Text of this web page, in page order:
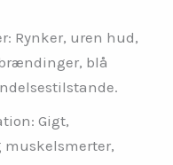
Rynker, uren hud,
blå
Gigt,
muskelsmerter,